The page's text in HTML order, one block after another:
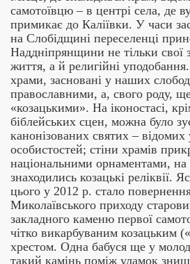
самотоївцю – в центрі села, де
примикає до Каліївки. У часи
на Слобідщині переселенці
Наддніпрянщини не тільки свої
життя, а й религійні
храми, засновані у наших
православними, а, свого роду,
«козацькими». На іконостасі,
біблейських сцен, можна було
канонізованих святих – відомих
особистостей; стіни храмів
національними орнаментами, на
знаходились козацькі реліквії.
цього у 2012 р. стало
Миколаївського приходу
закладного каменю первої
чітко викарбуваним козацьким
хрестом. Одна бабуся ще у
такий камінь поміж уламок